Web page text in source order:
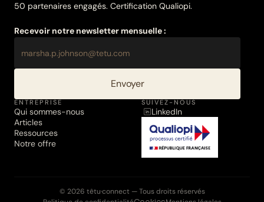
50 partenaires engagés. Certification Qualiopi.
Recevoir notre newsletter mensuelle :
Envoyer
ENTREPRISE
Qui sommes-nous
Articles
Ressources
Notre offre
SUIVEZ-NOUS
LinkedIn
© 2026 têtu·connect — Tous droits réservés